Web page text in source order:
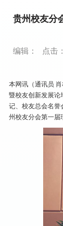
贵州校友分
编辑： 点击：
本网讯（通讯员
暨校友创新发展论
记、校友总会名誉
州校友分会第一届